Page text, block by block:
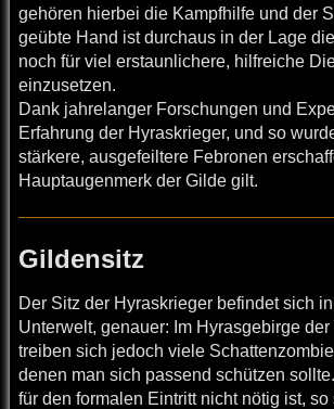
gehören hierbei die Kampfhilfe und der
geübte Hand ist durchaus in der Lage
noch für viel erstaunlichere, hilfreiche
einzusetzen.
Dank jahrelanger Forschungen und
Erfahrung der Hyraskrieger, und so
stärkere, ausgefeiltere Febronen
Hauptaugenmerk der Gilde gilt.
Gildensitz
Der Sitz der Hyraskrieger befindet sich
Unterwelt, genauer: Im Hyrasgebirge
treiben sich jedoch viele
denen man sich passend schützen
für den formalen Eintritt nicht nötig ist, so